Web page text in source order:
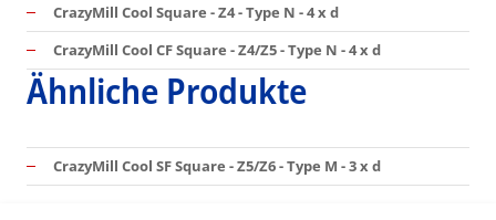
CrazyMill Cool Square - Z4 - Type N - 4 x d
CrazyMill Cool CF Square - Z4/Z5 - Type N - 4 x d
Ähnliche Produkte
CrazyMill Cool SF Square - Z5/Z6 - Type M - 3 x d